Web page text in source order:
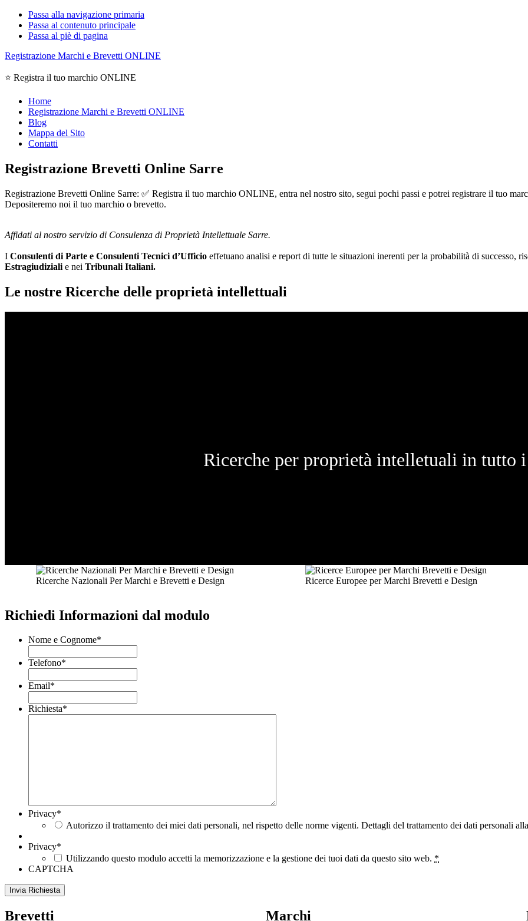
Passa alla navigazione primaria
Passa al contenuto principale
Passa al piè di pagina
Registrazione Marchi e Brevetti ONLINE
⭐ Registra il tuo marchio ONLINE
Home
Registrazione Marchi e Brevetti ONLINE
Blog
Mappa del Sito
Contatti
Registrazione Brevetti Online Sarre
Registrazione Brevetti Online Sarre: ✅ Registra il tuo marchio ONLINE, entra nel nostro sito, segui pochi passi e potrei registrare il tuo
Depositeremo noi il tuo marchio o brevetto.
Affidati al nostro servizio di Consulenza di Proprietà Intellettuale Sarre.
I Consulenti di Parte e Consulenti Tecnici d’Ufficio effetuano analisi e report di tutte le situazioni inerenti per la probabilità di successo,
Estragiudiziali e nei Tribunali Italiani.
Le nostre Ricerche delle proprietà intellettuali
Ricerche per proprietà intelletuali in tutto
Ricerche Nazionali Per Marchi e Brevetti e Design Ricerce Europee per Marchi Brevetti e Design
Richiedi Informazioni dal modulo
Nome e Cognome*
Telefono*
Email*
Richiesta*
Privacy*
Autorizzo il trattamento dei miei dati personali, nel rispetto delle norme vigenti. Dettagli del trattamento dei dati personali
Privacy*
Utilizzando questo modulo accetti la memorizzazione e la gestione dei tuoi dati da questo sito web. *
CAPTCHA
Brevetti Marchi